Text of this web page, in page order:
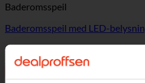
Baderomsspeil
Baderomsspeil med LED-
2199,00kr Opprinnelig
pris
var:
2199,00 kr.
1439,00kr
1439,00
Les mer
Kampanje